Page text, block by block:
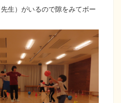
生）がいるので隙をみてボー